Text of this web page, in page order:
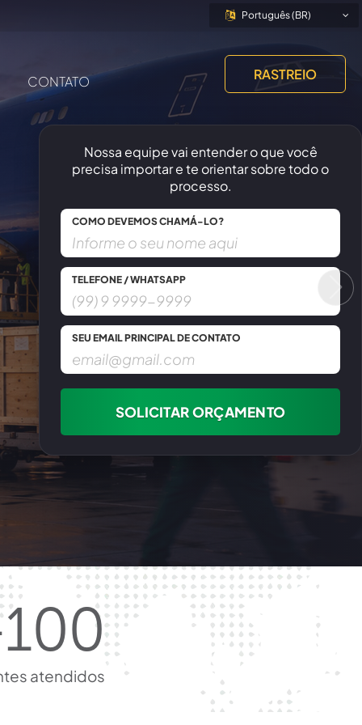
Português (BR)
CONTATO RASTREIO
Nossa equipe vai entender o que você
precisa importar e te orientar sobre todo o
processo.
COMO DEVEMOS CHAMÁ-LO?
TELEFONE / WHATSAPP
SEU EMAIL PRINCIPAL DE CONTATO
SOLICITAR ORÇAMENTO
100
atendidos